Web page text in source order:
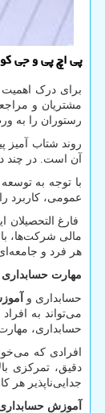
پی اچ پی و جی
برای درک
مشتریان و
رستوران را به
روند شتاب آمیز
آن است. در چند
با توجه به
عمومی، کاربرد
فارغ
مالی شرکت‌ها،
هر فرد و
مهارت
حسابداری و
می‌تواند به
حسابداری،
افرادی که
دقیق، تمرکزی
جدایی‌ناپذیر
آموزش